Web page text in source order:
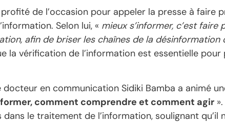
profité de l’occasion pour appeler la presse à faire
Selon lui, « mieux s’informer, c’est
afin de briser les chaînes de la désinformation
la vérification de l’information est essentielle
docteur en communication Sidiki Bamba a animé
comment comprendre et comment agir
le traitement de l’information, soulignant qu’il